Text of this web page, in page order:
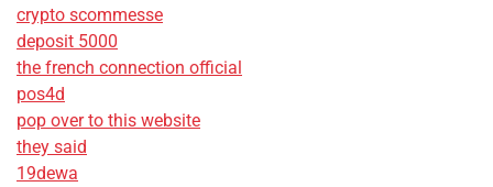
crypto scommesse
deposit 5000
the french connection official
pos4d
pop over to this website
they said
19dewa